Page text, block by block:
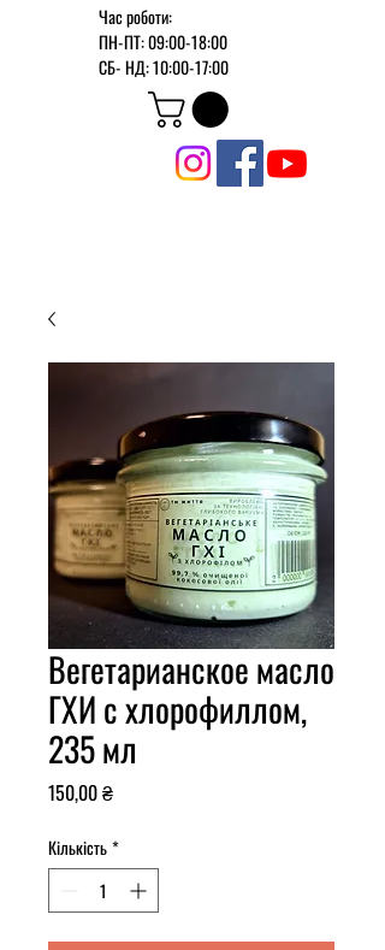
Час роботи:
ПН-ПТ: 09:00-18:00
СБ-НД: 10:00-17:00
Вегетарианское масло
ГХИ с хлорофиллом,
235 мл
150,00 ₴Ціна
Кількість*